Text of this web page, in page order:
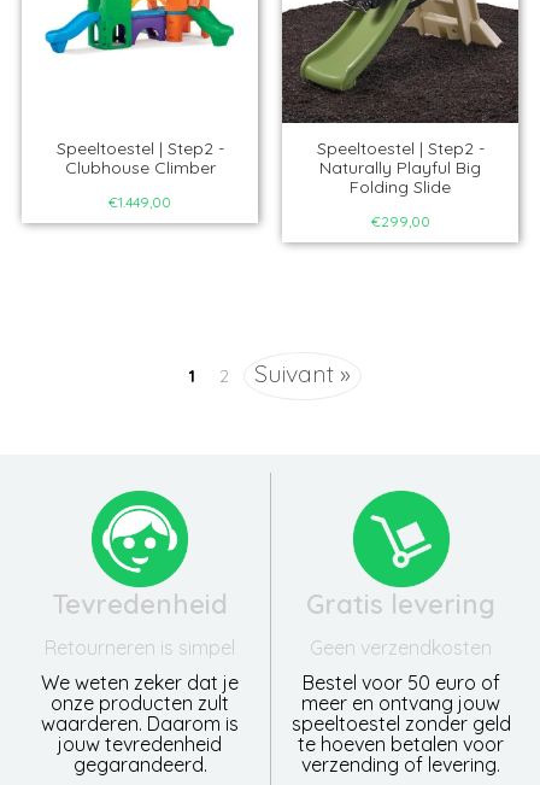
Speeltoestel | Step2 -
Clubhouse Climber
€1.449,00
Speeltoestel | Step2 -
Naturally Playful Big
Folding Slide
€299,00
1 2 Suivant »
Tevredenheid
Retourneren is simpel
We weten zeker dat je
onze producten zult
waarderen. Daarom is
jouw tevredenheid
gegarandeerd.
Gratis levering
Geen verzendkosten
Bestel voor 50 euro of
meer en ontvang jouw
speeltoestel zonder geld
te hoeven betalen voor
verzending of levering.